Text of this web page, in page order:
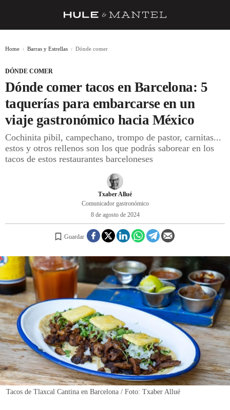
BARRAS Y ESTRELLAS
DÓNDE COMER
ÍDOLOS DE MESAS
CUADERNO DE VIAJE
REGISTRO
INICIAR SESIÓN
Home Barras y Estrellas Dónde comer
DÓNDE COMER
Dónde comer tacos en Barcelona: 5
taquerías para embarcarse en un
viaje gastronómico hacia México
Cochinita pibil, campechano, trompo de pastor, carnitas...
estos y otros rellenos son los que podrás saborear en los
tacos de estos restaurantes barceloneses
Txaber Allué
Comunicador gastronómico
8 de agosto de 2024
Guardar
Tacos de Tlaxcal Cantina en Barcelona / Foto: Txaber Allué